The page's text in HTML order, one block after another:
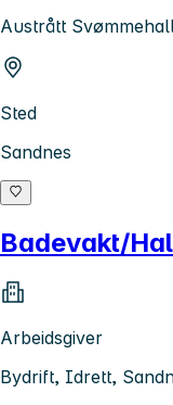
Austrått
Sted
Sandnes
Badevakt/
Arbeidsgiver
Bydrift, Idrett,